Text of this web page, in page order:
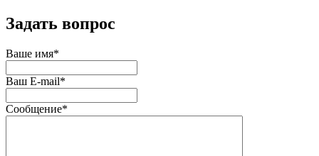
Задать вопрос
Ваше имя*
Ваш E-mail*
Сообщение*